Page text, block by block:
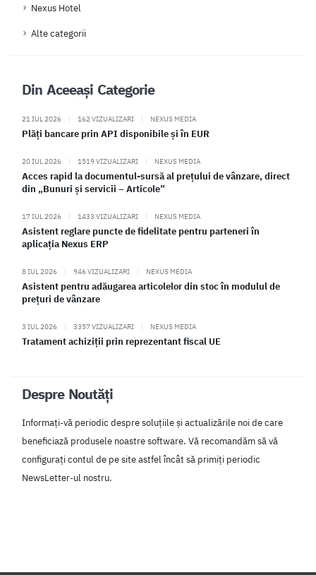
Nexus Hotel
Alte categorii
Din Aceeași Categorie
21 IUL 2026 | 162 VIZUALIZARI | NEXUS MEDIA
Plăți bancare prin API disponibile și în EUR
20 IUL 2026 | 1519 VIZUALIZARI | NEXUS MEDIA
Acces rapid la documentul-sursă al prețului de vânzare, direct
din „Bunuri și servicii – Articole”
17 IUL 2026 | 1433 VIZUALIZARI | NEXUS MEDIA
Asistent reglare puncte de fidelitate pentru parteneri în
aplicația Nexus ERP
8 IUL 2026 | 946 VIZUALIZARI | NEXUS MEDIA
Asistent pentru adăugarea articolelor din stoc în modulul de
prețuri de vânzare
3 IUL 2026 | 3357 VIZUALIZARI | NEXUS MEDIA
Tratament achiziții prin reprezentant fiscal UE
Despre Noutăți
Informați-vă periodic despre soluțiile și actualizările noi de care
beneficiază produsele noastre software. Vă recomandăm să vă
configurați contul de pe site astfel încât să primiți periodic
NewsLetter-ul nostru.